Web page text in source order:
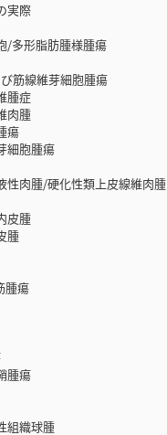
実際
形脂肪腫様腫瘍
筋線維芽細胞腫瘍
腫症
肉腫
瘍
胞腫瘍
肉腫/硬化性類上皮線維肉腫
皮腫
腫
瘍
腫瘍
織球腫